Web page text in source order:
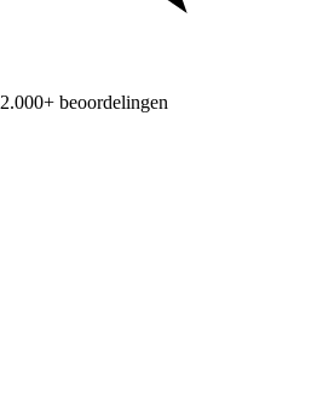
2.000+ beoordelingen